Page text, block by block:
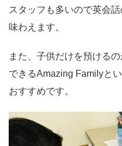
スタッフも多いので英会
味わえます。
また、子供だけを預ける
できるAmazing Familyと
おすすめです。